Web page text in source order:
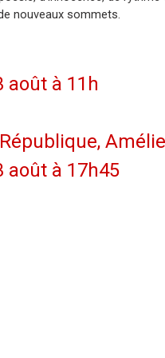
nouveaux sommets.
août à 11h
août à 17h45